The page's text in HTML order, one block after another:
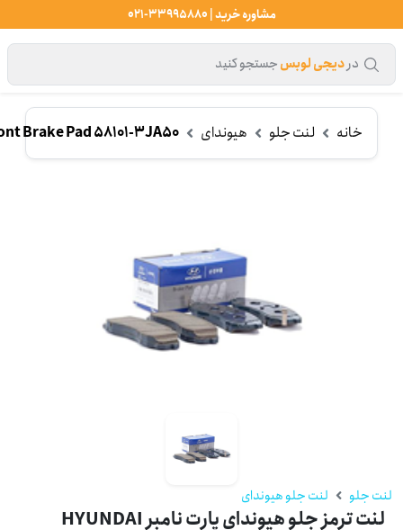
مشاوره خرید | 33995880-021
دردیجی لوبسجستجو کنید
خانه لنت جلو هیوندای Brake Pad 58101-3JA50
لنت جلو لنت جلو هیوندای
لنت ترمز جلو هیوندای پارت نامبر HYUNDAI